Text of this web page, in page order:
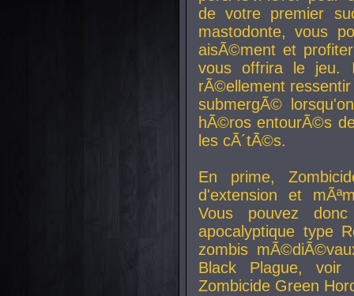
de votre premier
mastodonte, vous
aisÃ©ment et
vous offrira le jeu.
rÃ©ellement
submergÃ©
hÃ©ros entourÃ©s
les cÃ´tÃ©s.
En prime,
d'extension et
Vous pouvez
apocalyptique type
zombis
Black Plague,
Zombicide Green